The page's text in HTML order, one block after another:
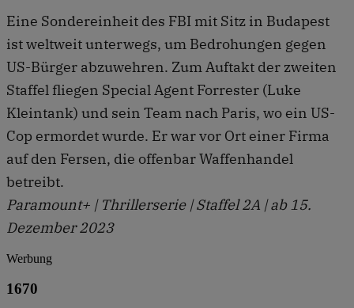
Eine Sondereinheit des FBI mit Sitz in Budapest
ist weltweit unterwegs, um Bedrohungen gegen
US-Bürger abzuwehren. Zum Auftakt der zweiten
Staffel fliegen Special Agent Forrester (Luke
Kleintank) und sein Team nach Paris, wo ein US-
Cop ermordet wurde. Er war vor Ort einer Firma
auf den Fersen, die offenbar Waffenhandel
betreibt.
Paramount+ | Thrillerserie | Staffel 2A | ab 15.
Dezember 2023
Werbung
1670